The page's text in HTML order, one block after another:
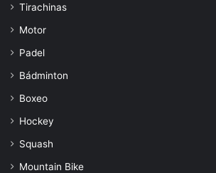
Tirachinas
Motor
Padel
Bádminton
Boxeo
Hockey
Squash
Mountain Bike